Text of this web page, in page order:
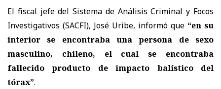
El fiscal jefe del Sistema de Análisis Criminal y Focos
Investigativos (SACFI), José Uribe, informó que “en su
interior se encontraba una persona de sexo
masculino, chileno, el cual se encontraba
fallecido producto de impacto balístico del
tórax”.